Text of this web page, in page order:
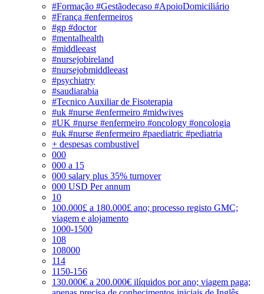
#Formação #Gestãodecaso #ApoioDomiciliário
#França #enfermeiros
#gp #doctor
#mentalhealth
#middleeast
#nursejobireland
#nursejobmiddleeast
#psychiatry
#saudiarabia
#Tecnico Auxiliar de Fisoterapia
#uk #nurse #enfermeiro #midwives
#UK #nurse #enfermeiro #oncology #oncologia
#uk #nurse #enfermeiro #paediatric #pediatria
+ despesas combustivel
000
000 a 15
000 salary plus 35% turnover
000 USD Per annum
10
100.000£ a 180.000£ ano; processo registo GMC;
viagem e alojamento
1000-1500
108
108000
114
1150-156
130.000€ a 200.000€ ilíquidos por ano; viagem paga;